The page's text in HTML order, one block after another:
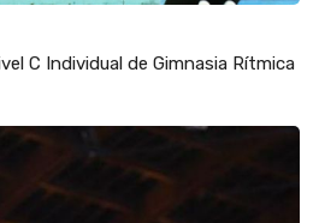
C Individual de Gimnasia Rítmica